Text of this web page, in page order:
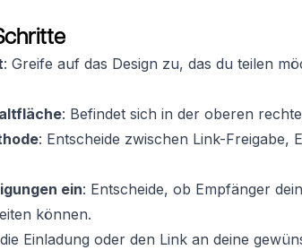
: Greife auf das Design zu, das du teilen
: Befindet sich in der oberen
: Entscheide zwischen Link-Freigabe,
ein: Entscheide, ob Empfänger
können.
Einladung oder den Link an deine